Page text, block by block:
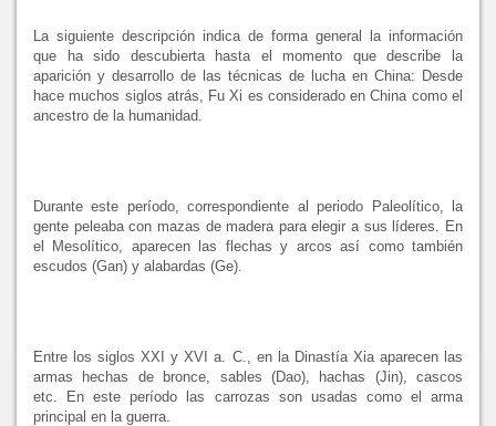
La siguiente descripción indica de forma general la información
que ha sido descubierta hasta el momento que describe la
aparición y desarrollo de las técnicas de lucha en China: Desde
hace muchos siglos atrás, Fu Xi es considerado en China como el
ancestro de la humanidad.
Durante este período, correspondiente al periodo Paleolítico, la
gente peleaba con mazas de madera para elegir a sus líderes. En
el Mesolítico, aparecen las flechas y arcos así como también
escudos (Gan) y alabardas (Ge).
Entre los siglos XXI y XVI a. C., en la Dinastía Xia aparecen las
armas hechas de bronce, sables (Dao), hachas (Jin), cascos
etc. En este período las carrozas son usadas como el arma
principal en la guerra.